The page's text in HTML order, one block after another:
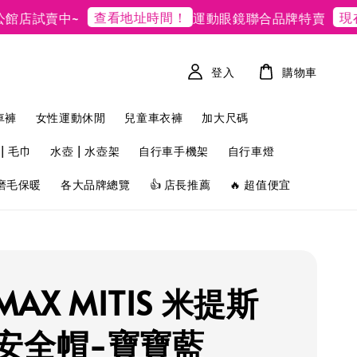
賣中~ 查看地址時間！ 運動眼鏡聯合品牌特賣 現在去購
褲 女性運動休閒 兒童車衣褲 加大尺碼
毛巾 水壺 | 水壺架 自行車手機架 自行車燈
毛保暖 各大品牌總覽 👍 店長推薦 🔥 超值便宜
登入 購物車
MITIS 米提斯
全帽-寶寶藍